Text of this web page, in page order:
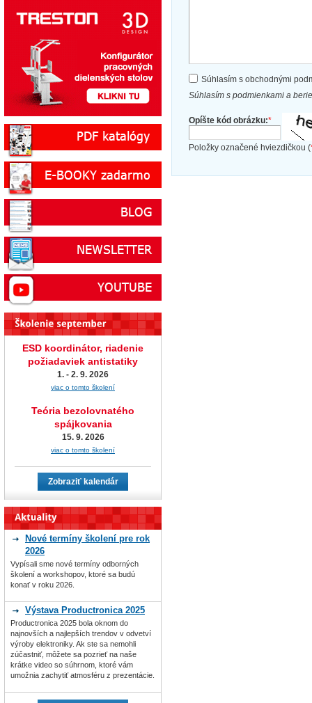
Súhlasím s obchodnými
Súhlasím s podmienkami a
Opíšte kód obrázku:*
Položky označené hviezdičkou (
ESD koordinátor, riadenie
požiadaviek antistatiky
1. - 2. 9. 2026
viac o tomto školení
Teória bezolovnatého
spájkovania
15. 9. 2026
viac o tomto školení
Zobraziť kalendár
Nové termíny školení pre rok
2026
Vypísali sme nové termíny odborných
školení a workshopov, ktoré sa budú
konať v roku 2026.
Výstava Productronica 2025
Productronica 2025 bola oknom do
najnovších a najlepších trendov v odvetví
výroby elektroniky. Ak ste sa nemohli
zúčastniť, môžete sa pozrieť na naše
krátke video so súhrnom, ktoré vám
umožnia zachytiť atmosféru z prezentácie.